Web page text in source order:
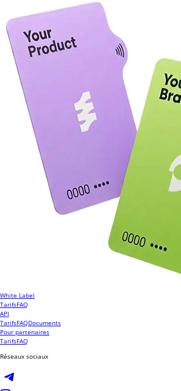
White Label
TarifsFAQ
API
TarifsFAQDocuments
Pour partenaires
TarifsFAQ
Réseaux sociaux